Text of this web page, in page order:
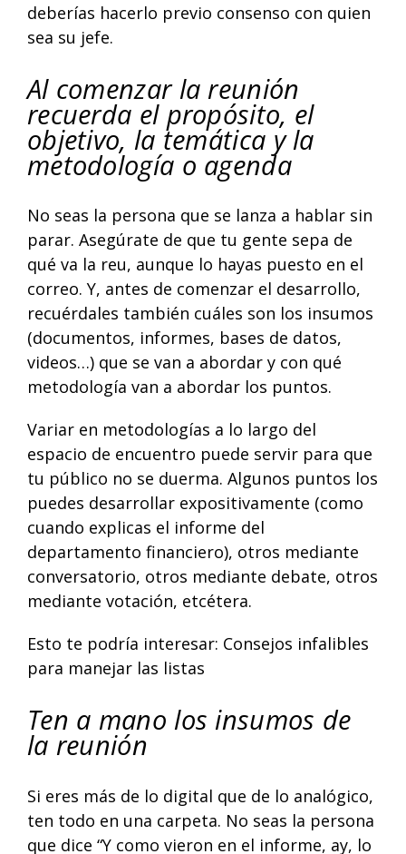
deberías hacerlo previo consenso con quien
sea su jefe.
Al comenzar la reunión
recuerda el propósito, el
objetivo, la temática y la
metodología o agenda
No seas la persona que se lanza a hablar sin
parar. Asegúrate de que tu gente sepa de
qué va la reu, aunque lo hayas puesto en el
correo. Y, antes de comenzar el desarrollo,
recuérdales también cuáles son los insumos
(documentos, informes, bases de datos,
videos…) que se van a abordar y con qué
metodología van a abordar los puntos.
Variar en metodologías a lo largo del
espacio de encuentro puede servir para que
tu público no se duerma. Algunos puntos los
puedes desarrollar expositivamente (como
cuando explicas el informe del
departamento financiero), otros mediante
conversatorio, otros mediante debate, otros
mediante votación, etcétera.
Esto te podría interesar: Consejos infalibles
para manejar las listas
Ten a mano los insumos de
la reunión
Si eres más de lo digital que de lo analógico,
ten todo en una carpeta. No seas la persona
que dice “Y como vieron en el informe, ay, lo